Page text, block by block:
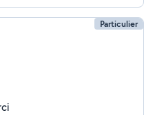
Particulier